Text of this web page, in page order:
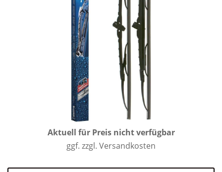
Aktuell für Preis nicht verfügbar
ggf. zzgl. Versandkosten